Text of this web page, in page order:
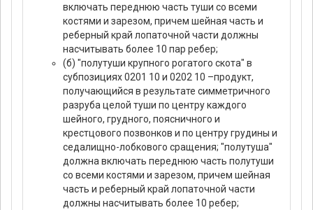
включать переднюю часть туши со всеми
костями и зарезом, причем шейная часть и
реберный край лопаточной части должны
насчитывать более 10 пар ребер;
(б) "полутуши крупного рогатого скота" в
субпозициях 0201 10 и 0202 10 –продукт,
получающийся в результате симметричного
разруба целой туши по центру каждого
шейного, грудного, поясничного и
крестцового позвонков и по центру грудины и
седалищно-лобкового сращения; "полутуша"
должна включать переднюю часть полутуши
со всеми костями и зарезом, причем шейная
часть и реберный край лопаточной части
должны насчитывать более 10 ребер;